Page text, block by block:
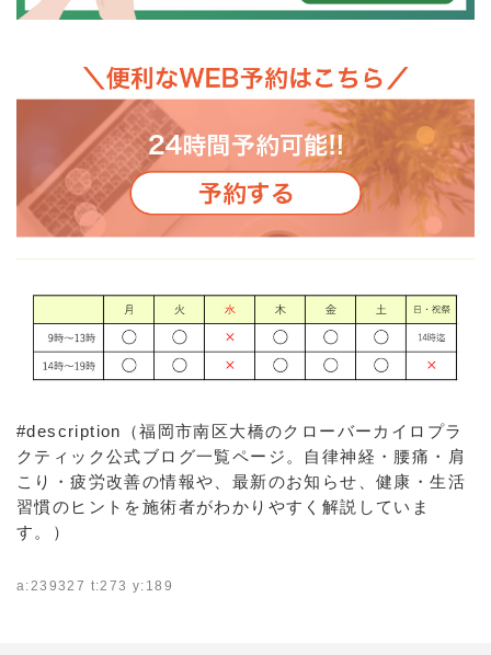
#description（福岡市南区大橋のクローバーカイロプラ
クティック公式ブログ一覧ページ。自律神経・腰痛・肩
こり・疲労改善の情報や、最新のお知らせ、健康・生活
習慣のヒントを施術者がわかりやすく解説していま
す。）
a:239327 t:273 y:189